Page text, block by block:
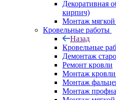
Декоративная
кирпич)
Монтаж мягкой
Кровельные работы
Назад
Кровельные
Демонтаж
Ремонт кровли
Монтаж кровли
Монтаж
Монтаж